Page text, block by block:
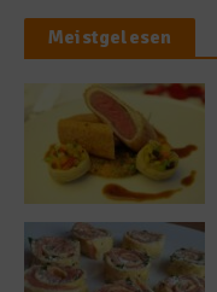
Meistgelesen